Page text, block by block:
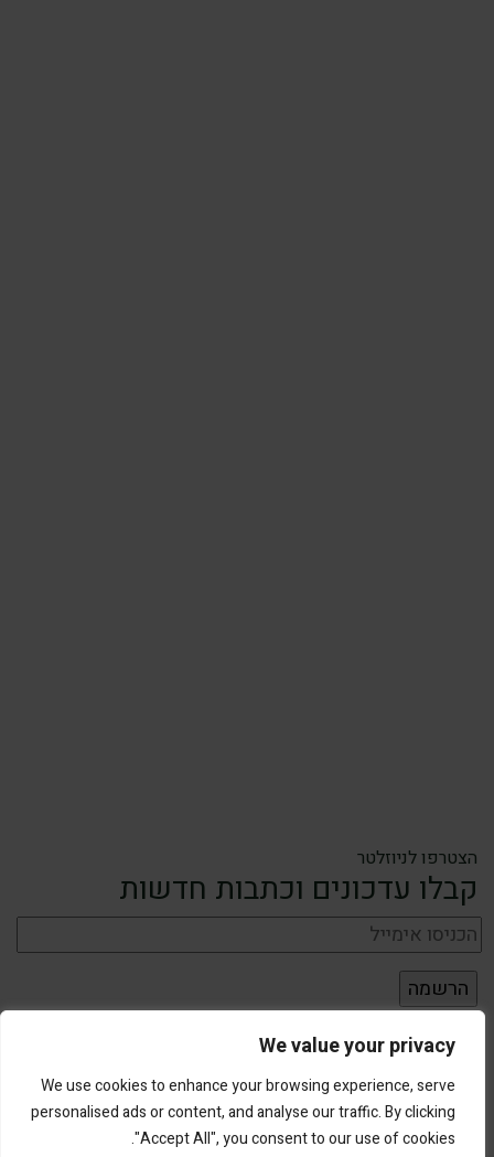
We value your privacy
We use cookies to enhance your browsing experience, serve
personalised ads or content, and analyse our traffic. By clicking
"Accept All", you consent to our use of cookies.
הצטרפו לניוזלטר
קבלו עדכונים וכתבות חדשות